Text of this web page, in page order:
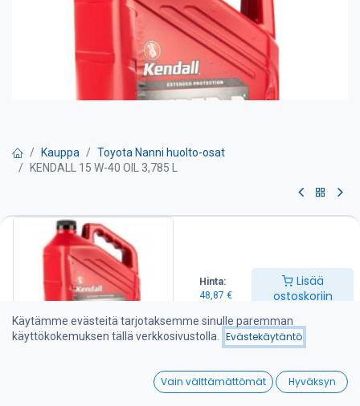
Hinta:
48,87 €
Lisää
ostoskoriin
Wishlist
Kauppa
Toyota Nanni huolto-osat
KENDALL 15 W-40 OIL 3,785 L
KENDALL 15 W-40 OIL 3,785 L
Kendall moottori- ja vaihteistoöljyt ovat parafiinirakenteisia
mineraaliöljyjä Pohjois-Amerikan öljyalueelta ja soveltuvat
erinomaisesti meridieselmoottoreihin valuvan talvisuojaus- ja
paksun voitelukalvo-ominaisuuksiensa takia. Öljyjen hyvistä
käyttö- ja kestävyysominaisuuksista kertoo myös niiden
laajamittainen käyttö ammattikoneissa kuten pyöräkuormaajissa
Parafiinipohjaisen öljyn ominaisuuksiin kuuluvat hyvä voitelevuus,
vahva kulumisenesto ja erinomaiset suojausominaisuudet
Käytämme evästeitä tarjotaksemme sinulle paremman
käyttökokemuksen tällä verkkosivustolla.
Evästekäytäntö
Vain välttämättömät Hyväksyn